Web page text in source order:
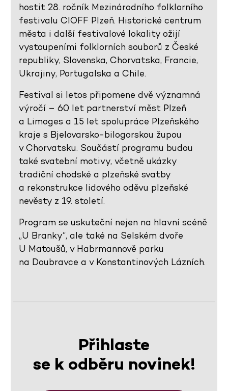
hostit 28. ročník Mezinárodního folklorního
festivalu CIOFF Plzeň. Historické centrum
města i další festivalové lokality ožijí
vystoupeními folklorních souborů z České
republiky, Slovenska, Chorvatska, Francie,
Ukrajiny, Portugalska a Chile.
Festival si letos připomene dvě významná
výročí – 60 let partnerství měst Plzeň
a Limoges a 15 let spolupráce Plzeňského
kraje s Bjelovarsko-bilogorskou župou
v Chorvatsku. Součástí programu budou
také svatební motivy, včetně ukázky
tradiční chodské a plzeňské svatby
a rekonstrukce lidového oděvu plzeňské
nevěsty z 19. století.
Program se uskuteční nejen na hlavní scéně
„U Branky“, ale také na Selském dvoře
U Matoušů, v Habrmannově parku
na Doubravce a v Konstantinových Lázních.
Přihlaste
se k odběru novinek!